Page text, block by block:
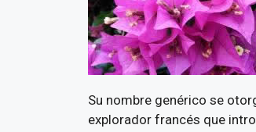
Su nombre genérico se
explorador francés que